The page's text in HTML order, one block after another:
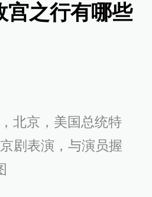
宫之行有哪些
北京，美国总统特
剧表演，与演员握